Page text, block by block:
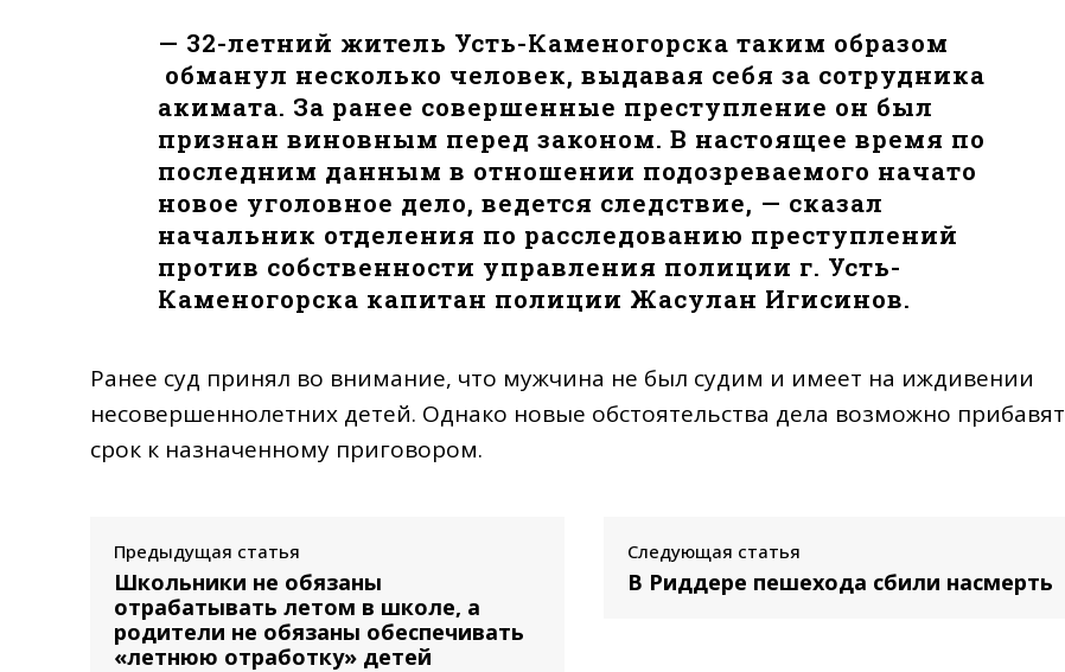
— 32-летний житель Усть-Каменогорска таким образом
обманул несколько человек, выдавая себя за сотрудника
акимата. За ранее совершенные преступление он был
признан виновным перед законом. В настоящее время по
последним данным в отношении подозреваемого начато
новое уголовное дело, ведется следствие, — сказал
начальник отделения по расследованию преступлений
против собственности управления полиции г. Усть-
Каменогорска капитан полиции Жасулан Игисинов.
Ранее суд принял во внимание, что мужчина не был судим и имеет на иждивении
несовершеннолетних детей. Однако новые обстоятельства дела возможно прибавят
срок к назначенному приговором.
Предыдущая статья
Школьники не обязаны
отрабатывать летом в школе, а
родители не обязаны обеспечивать
«летнюю отработку» детей
Следующая статья
В Риддере пешехода сбили насмерть